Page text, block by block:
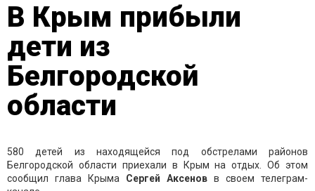
В Крым прибыли
дети из
Белгородской
области
580 детей из находящейся под обстрелами районов
Белгородской области приехали в Крым на отдых. Об этом
сообщил глава Крыма Сергей Аксенов в своем телеграм-